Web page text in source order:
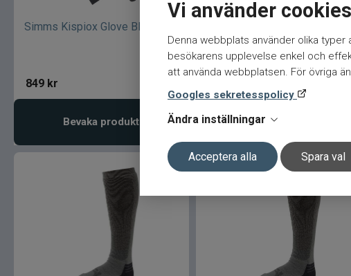
Vi använder cookies
Denna webbplats använder olika
besökarens upplevelse enkel och
att använda webbplatsen. För övriga
Googles sekretesspolicy
Ändra inställningar
Acceptera alla Spara val
Simms Kispiox Glove Black L
849 kr
Bevaka produkt
Handskar
Välj variant